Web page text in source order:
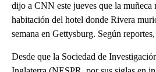
dijo a CNN este jueves que la muñeca
habitación del hotel donde Rivera
semana en Gettysburg. Según
Desde que la Sociedad de